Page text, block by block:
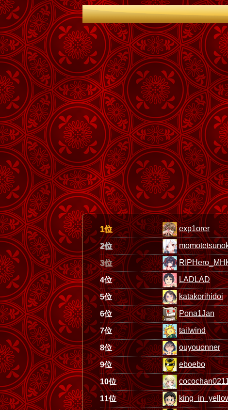
1位 exp1orer
2位
3位
4位 LADLAD
5位 katakorihidoi
6位 Pona1Jan
7位 tailwind
8位 ouyouonner
9位 eboebo
10位
11位